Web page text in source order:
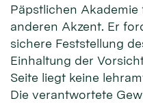
Päpstlichen Akademie
anderen Akzent. Er
sichere Feststellung
Einhaltung der
Seite liegt keine
Die verantwortete